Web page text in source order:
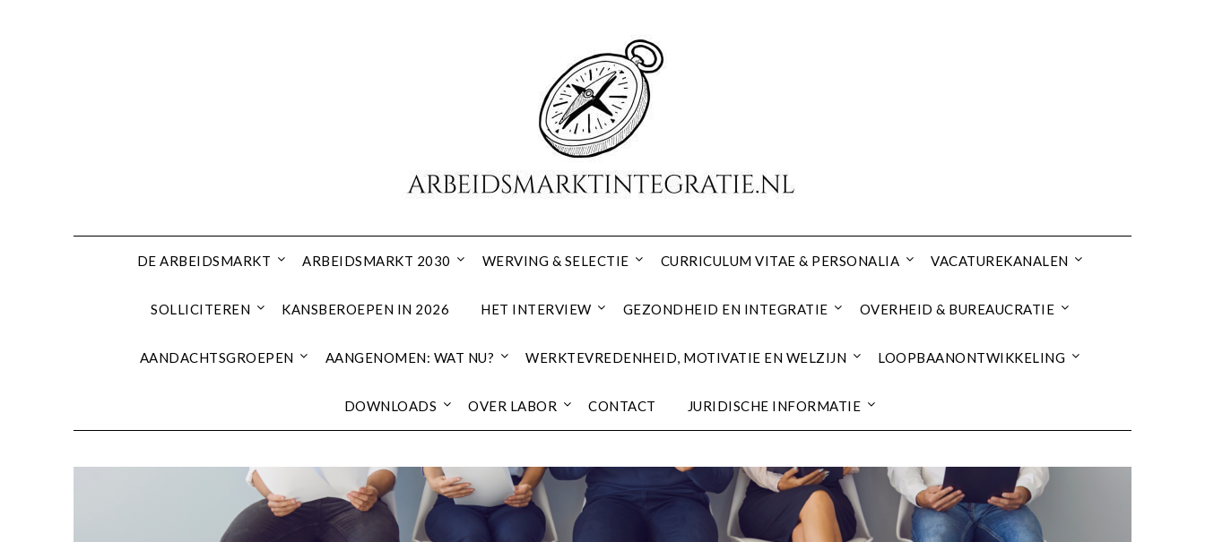
DE ARBEIDSMARKT ARBEIDSMARKT 2030 WERVING & SELECTIE CURRICULUM VITAE & PERSONALIA VACATUREKANALEN
SOLLICITEREN KANSBEROEPEN IN 2026 HET INTERVIEW GEZONDHEID EN INTEGRATIE OVERHEID & BUREAUCRATIE
AANDACHTSGROEPEN AANGENOMEN: WAT NU? WERKTEVREDENHEID, MOTIVATIE EN WELZIJN LOOPBAANONTWIKKELING
DOWNLOADS OVER LABOR CONTACT JURIDISCHE INFORMATIE